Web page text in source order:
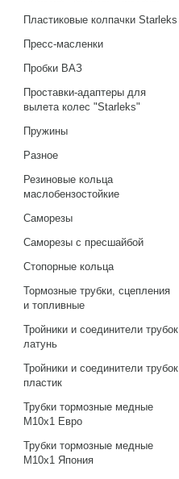
Пластиковые колпачки Starleks
Пресс-масленки
Пробки ВАЗ
Проставки-адаптеры для
вылета колес "Starleks"
Пружины
Разное
Резиновые кольца
маслобензостойкие
Саморезы
Саморезы с пресшайбой
Стопорные кольца
Тормозные трубки, сцепления
и топливные
Тройники и соединители трубок
латунь
Тройники и соединители трубок
пластик
Трубки тормозные медные
М10х1 Евро
Трубки тормозные медные
М10х1 Япония